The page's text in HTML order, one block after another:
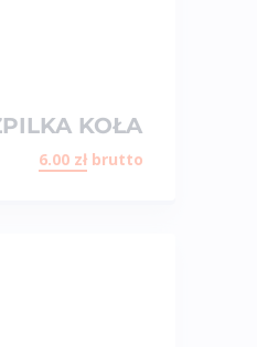
KOŁA
6.00 zł brutto